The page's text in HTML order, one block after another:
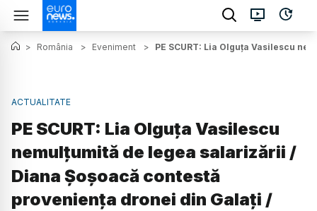
> România > Eveniment > PE SCURT: Lia Olguța Vasilescu
ACTUALITATE
PE SCURT: Lia Olguța Vasilescu
nemulțumită de legea salarizării /
Diana Șoșoacă contestă
proveniența dronei din Galați /